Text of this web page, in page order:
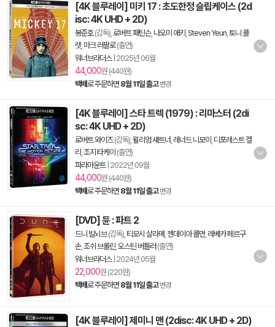
[4K 블루레이] 미키 17 : 초도한정 슬립케이스 (2d
isc: 4K UHD + 2D)
봉준호(감독), 로버트 패틴슨, 나오미 애키 Steven Yeun 토니 콜
렛 마크 러팔로(출연)
워너브라더스| 2025년 06월
44,000원 (440원)
택배로 주문하면 8월 11일 출고 변경
[4K 블루레이] 스타 트렉 (1979) : 리마스터 (2di
sc: 4K UHD + 2D)
로버트 와이즈(감독), 윌리엄 섀트너 레너드 니모이 디포레스트 켈
리 조지 타케이 (출연)
파라마운트| 2022년 09월
44,000원 (440원)
택배로 주문하면 8월 11일 출고 변경
[DVD] 듄 : 파트 2
드니 빌뇌브(감독), 티모시 샬라메 젠데이아 콜먼 레베카 페르구
손, 조쉬 브롤린 오스틴 버틀러 (출연)
워너브라더스| 2024년 05월
22,000원 (220원)
택배로 주문하면 8월 11일 출고 변경
[4K 블루레이] 제미니 맨 (2disc: 4K UHD + 2D)